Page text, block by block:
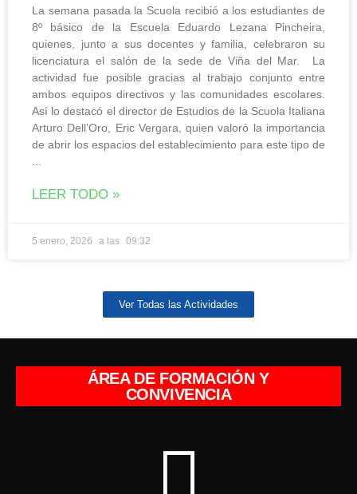
La semana pasada la Scuola recibió a los estudiantes de
8º básico de la Escuela Eduardo Lezana Pincheira,
quienes, junto a sus docentes y familia, celebraron su
licenciatura el salón de la sede de Viña del Mar. La
actividad fue posible gracias al trabajo conjunto entre
ambos equipos directivos y las comunidades escolares.
Así lo destacó el director de Estudios de la Scuola Italiana
Arturo Dell’Oro, Eric Vergara, quien valoró la importancia
de abrir los espacios del establecimiento para este tipo de
LEER TODO »
5 enero, 2026 09:32
Ver Todas las Actividades
ÁREA DE FORMACIÓN Y
CONVIVENCIA